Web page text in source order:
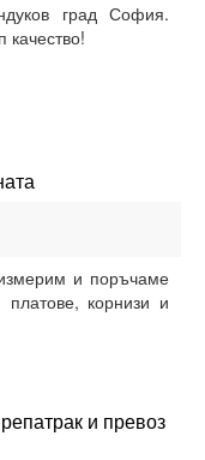
град София.
качество!
и поръчаме
корнизи и
и превоз